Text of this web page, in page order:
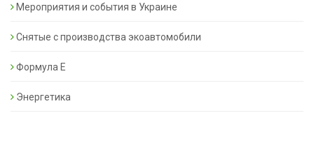
Мероприятия и события в Украине
Снятые с производства экоавтомобили
Формула Е
Энергетика